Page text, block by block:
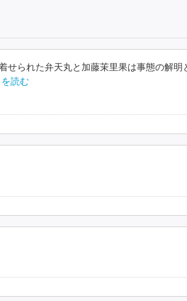
られた弁天丸と加藤茉里果は事態の解明
読む